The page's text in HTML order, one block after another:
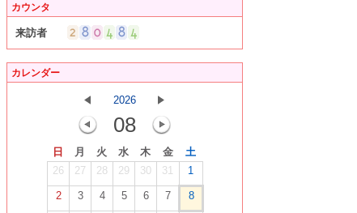
カウンタ
来訪者
カレンダー
2026
08
日 月 火 水 木 金
土
26
27 28 29 30 31 1
2 3 4 5 6 7
8